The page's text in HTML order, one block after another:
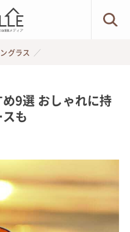
グラス
9選 おしゃれに持
も